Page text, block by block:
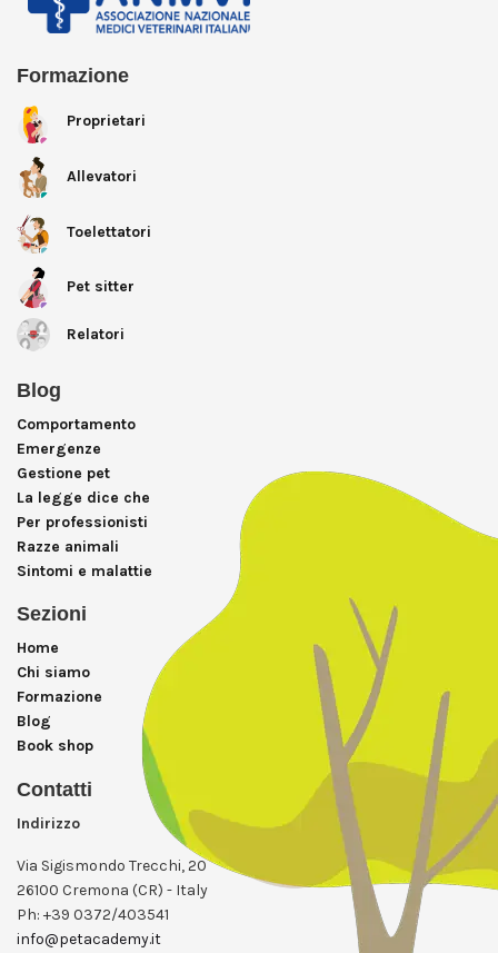
Formazione
Proprietari
Allevatori
Toelettatori
Pet sitter
Relatori
Blog
Comportamento
Emergenze
Gestione pet
La legge dice che
Per professionisti
Razze animali
Sintomi e malattie
Sezioni
Home
Chi siamo
Formazione
Blog
Book shop
Contatti
Indirizzo
Via Sigismondo Trecchi, 20
26100 Cremona (CR) - Italy
Ph: +39 0372/403541
info@petacademy.it